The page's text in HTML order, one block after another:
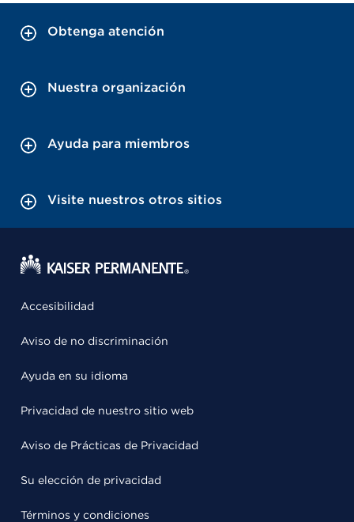
Obtenga atención
Nuestra organización
Ayuda para miembros
Visite nuestros otros sitios
Accesibilidad
Aviso de no discriminación
Ayuda en su idioma
Privacidad de nuestro sitio web
Aviso de Prácticas de Privacidad
Su elección de privacidad
Términos y condiciones